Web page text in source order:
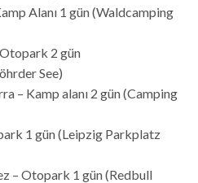
Alanı 1 gün (Waldcamping
2 gün
See)
– Kamp alanı 2 gün (Camping
1 gün (Leipzig Parkplatz
– Otopark 1 gün (Redbull